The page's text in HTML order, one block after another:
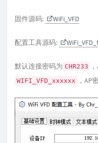
固件源码: WiFi_VFD
配置工具源码:
默认连接密码为 CHR233
WIFI_VFD_xxxxxx ，AP